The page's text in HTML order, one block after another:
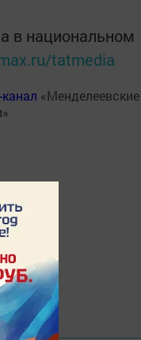
в национальном
tatmedia
«Менделеевские